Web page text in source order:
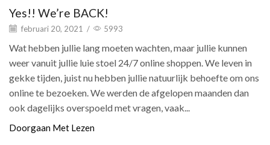
Yes!! We’re BACK!
februari 20, 2021 / 5993
Wat hebben jullie lang moeten wachten, maar jullie kunnen
weer vanuit jullie luie stoel 24/7 online shoppen. We leven in
gekke tijden, juist nu hebben jullie natuurlijk behoefte om ons
online te bezoeken. We werden de afgelopen maanden dan
ook dagelijks overspoeld met vragen, vaak...
Doorgaan Met Lezen